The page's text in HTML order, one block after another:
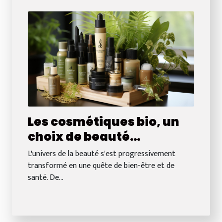
Les cosmétiques bio, un
choix de beauté
responsable
L'univers de la beauté s'est progressivement
transformé en une quête de bien-être et de
santé. De...